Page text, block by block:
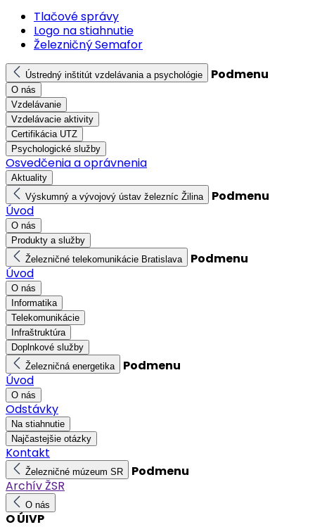
Tlačové správy
Logo na stiahnutie
Železničný Semafor
Ústredný inštitút vzdelávania a psychológie Podmenu
O nás
Vzdelávanie
Vzdelávacie aktivity
Certifikácia UTZ
Psychologické služby
Osvedčenia a oprávnenia
Aktuality
Výskumný a vývojový ústav železníc Žilina
Podmenu
Úvod
O nás
Produkty a služby
Železničné telekomunikácie Bratislava
Podmenu
Úvod
O nás
Informatika
Telekomunikácie
Infraštruktúra
Doplnkové služby
Železničná energetika
Podmenu
Úvod
O nás
Odstávky
Na stiahnutie
Najčastejšie otázky
Kontakt
Železničné múzeum SR
Podmenu
Archív ŽSR
O nás
O ÚIVP